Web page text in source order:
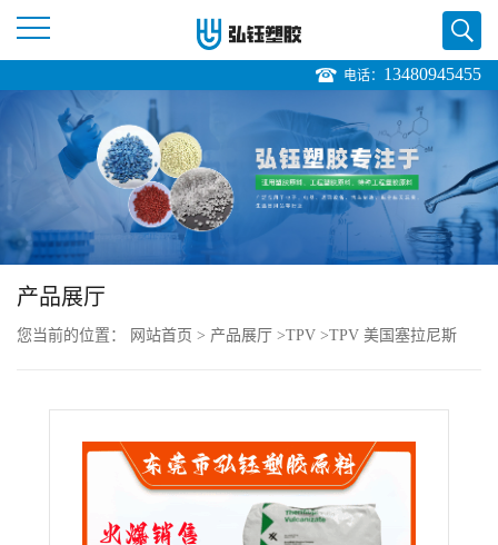
页
公
电话： 13480945455
产品展厅
您当前的位置： 网站首页 > 产品展厅 >TPV >TPV 美国塞拉尼斯